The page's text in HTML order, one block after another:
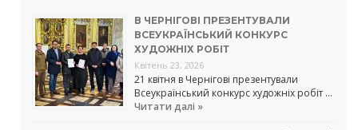
В ЧЕРНІГОВІ ПРЕЗЕНТУВАЛИ
ВСЕУКРАЇНСЬКИЙ КОНКУРС
ХУДОЖНІХ РОБІТ
Квітень 23, 2026
21 квітня в Чернігові презентували
Всеукраїнський конкурс художніх робіт …
Читати далі »